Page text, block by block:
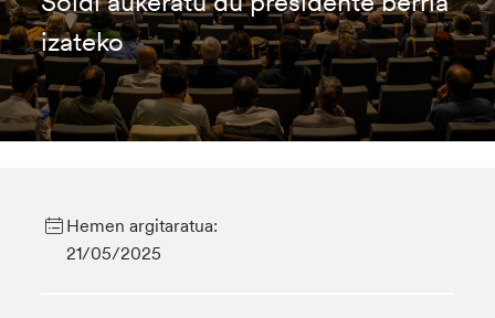
izateko
Hemen argitaratua:
21/05/2025